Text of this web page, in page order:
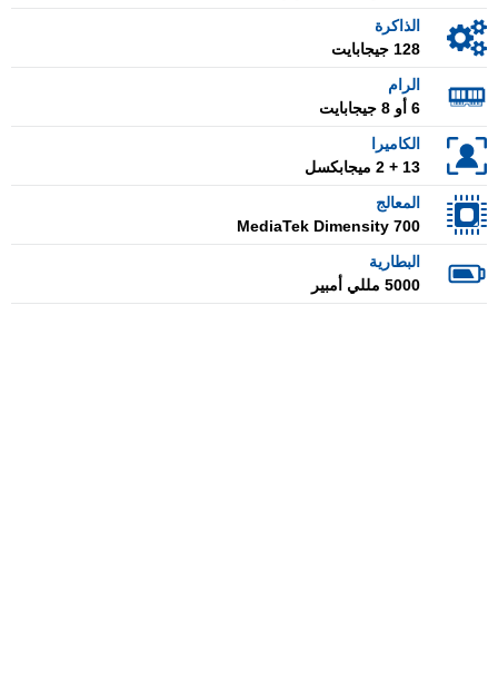
الذاكرة
128 جيجابايت
الرام
6 أو 8 جيجابايت
الكاميرا
13 + 2 ميجابكسل
المعالج
MediaTek Dimensity 700
البطارية
5000 مللي أمبير